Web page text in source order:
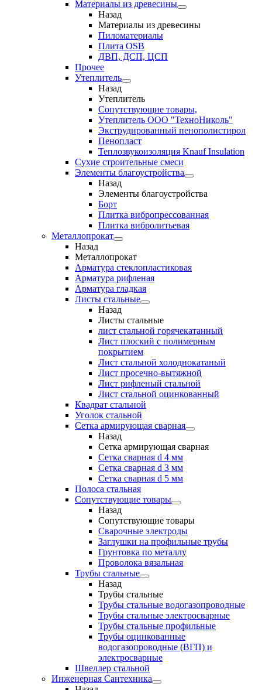
Материалы из древесины
Назад
Материалы из древесины
Пиломатериалы
Плита OSB
ДВП, ДСП, ЦСП
Прочее
Утеплитель
Назад
Утеплитель
Сопутствующие товары,
Утеплитель ООО "ТехноНиколь"
Экструдированный пенополистирол
Пенопласт
Теплозвукоизоляция Knauf Insulation
Сухие строительные смеси
Элементы благоустройства
Назад
Элементы благоустройства
Борт
Плитка вибропрессованная
Плитка вибролитьевая
Металлопрокат
Назад
Металлопрокат
Арматура стеклопластиковая
Арматура рифленая
Арматура гладкая
Листы стальные
Назад
Листы стальные
лист стальной горячекатанный
Лист плоский с полимерным
покрытием
Лист стальной холоднокатаный
Лист просечно-вытяжной
Лист рифленый стальной
Лист стальной оцинкованный
Квадрат стальной
Уголок стальной
Сетка армирующая сварная
Назад
Сетка армирующая сварная
Сетка сварная d 4 мм
Сетка сварная d 3 мм
Сетка сварная d 5 мм
Полоса стальная
Сопутствующие товары
Назад
Сопутствующие товары
Сварочные электроды
Заглушки на профильные трубы
Грунтовка по металлу
Проволока вязальная
Трубы стальные
Назад
Трубы стальные
Трубы стальные водогазопроводные
Трубы стальные электросварные
Трубы стальные профильные
Трубы оцинкованные
водогазопроводные (ВГП) и
электросварные
Швеллер стальной
Инженерная Сантехника